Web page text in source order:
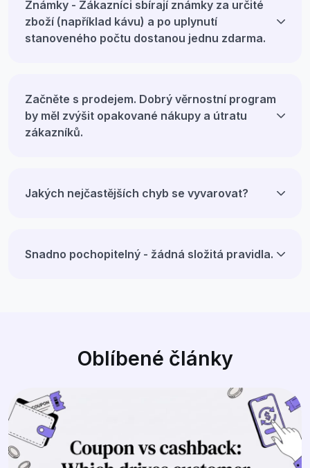
Známky - Zákazníci sbírají známky za určité
zboží (například kávu) a po uplynutí
stanoveného počtu dostanou jednu zdarma.
Začněte s prodejem. Dobrý věrnostní program
by měl zvýšit opakované nákupy a útratu
zákazníků.
Jakých nejčastějších chyb se vyvarovat?
Snadno pochopitelný - žádná složitá pravidla.
Oblíbené články